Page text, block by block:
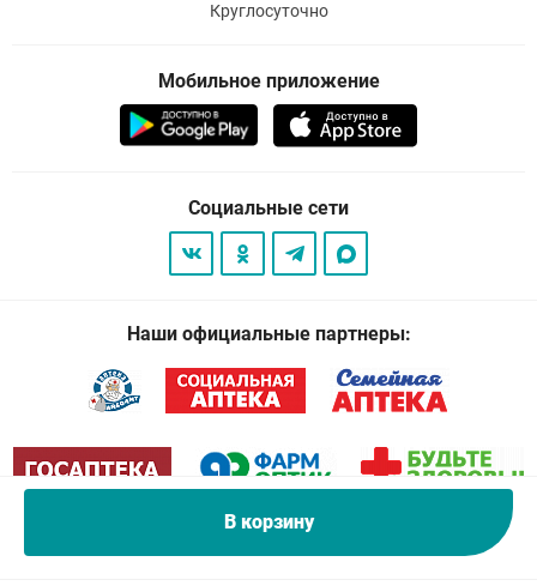
В корзину
Круглосуточно
Мобильное приложение
Социальные сети
Наши официальные партнеры: